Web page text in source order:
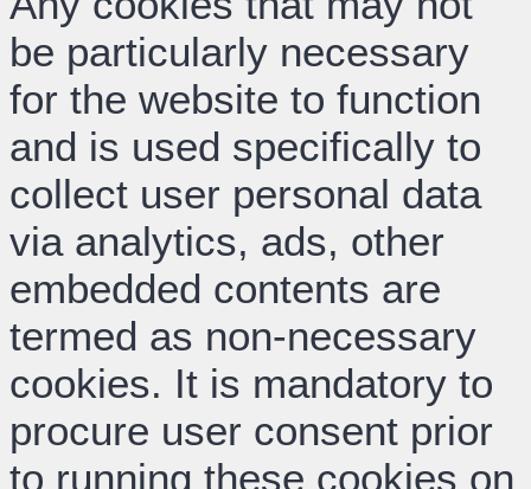
be particularly necessary
for the website to function
and is used specifically to
collect user personal data
via analytics, ads, other
embedded contents are
termed as non-necessary
cookies. It is mandatory to
procure user consent prior
to running these cookies on